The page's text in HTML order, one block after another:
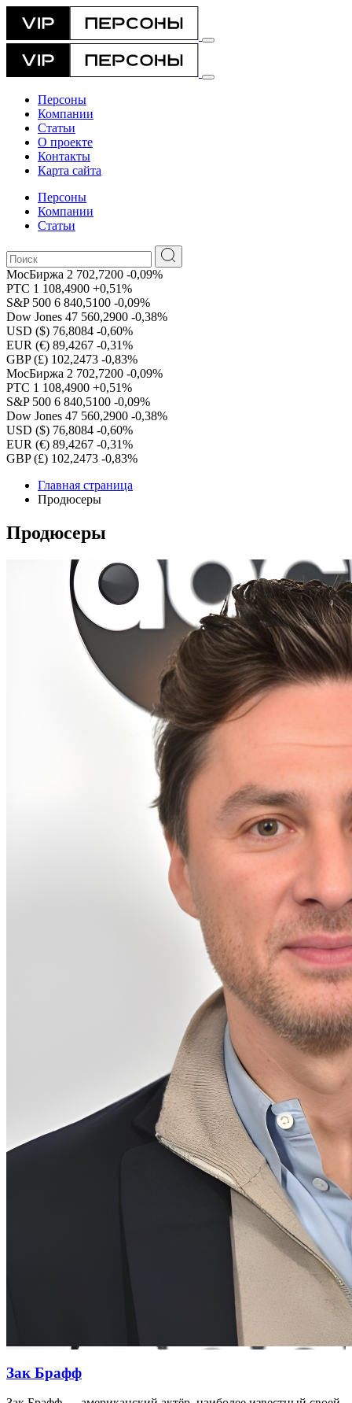
Персоны
Компании
Статьи
О проекте
Контакты
Карта сайта
Персоны
Компании
Статьи
МосБиржа 2 702,7200 -0,09%
РТС 1 108,4900 +0,51%
S&P 500 6 840,5100 -0,09%
Dow Jones 47 560,2900 -0,38%
USD ($) 76,8084 -0,60%
EUR (€) 89,4267 -0,31%
GBP (£) 102,2473 -0,83%
МосБиржа 2 702,7200 -0,09%
РТС 1 108,4900 +0,51%
S&P 500 6 840,5100 -0,09%
Dow Jones 47 560,2900 -0,38%
USD ($) 76,8084 -0,60%
EUR (€) 89,4267 -0,31%
GBP (£) 102,2473 -0,83%
Главная страница
Продюсеры
Продюсеры
Зак Брафф